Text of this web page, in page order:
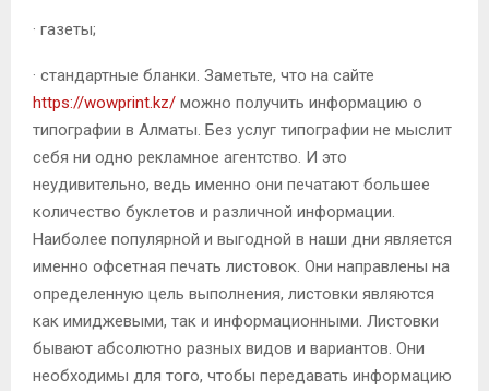
· газеты;
· стандартные бланки. Заметьте, что на сайте
https://wowprint.kz/ можно получить информацию о
типографии в Алматы. Без услуг типографии не мыслит
себя ни одно рекламное агентство. И это
неудивительно, ведь именно они печатают большее
количество буклетов и различной информации.
Наиболее популярной и выгодной в наши дни является
именно офсетная печать листовок. Они направлены на
определенную цель выполнения, листовки являются
как имиджевыми, так и информационными. Листовки
бывают абсолютно разных видов и вариантов. Они
необходимы для того, чтобы передавать информацию